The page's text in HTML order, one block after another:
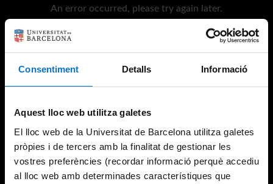
Consentiment Detalls Informació
Aquest lloc web utilitza galetes
El lloc web de la Universitat de Barcelona utilitza galetes
pròpies i de tercers amb la finalitat de gestionar les
vostres preferències (recordar informació perquè accediu
al lloc web amb determinades característiques que
An error occurred, please try again later.
Try again